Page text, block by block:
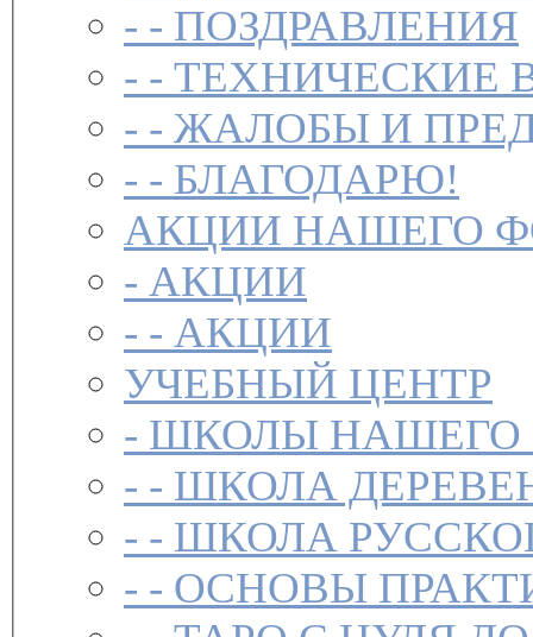
- - ПОЗДРАВЛЕНИЯ
- - ТЕХНИЧЕСКИЕ
- - ЖАЛОБЫ И
- - БЛАГОДАРЮ!
АКЦИИ НАШЕГО
- АКЦИИ
- - АКЦИИ
УЧЕБНЫЙ ЦЕНТР
- ШКОЛЫ НАШЕГО
- - ШКОЛА
- - ШКОЛА
- - ОСНОВЫ